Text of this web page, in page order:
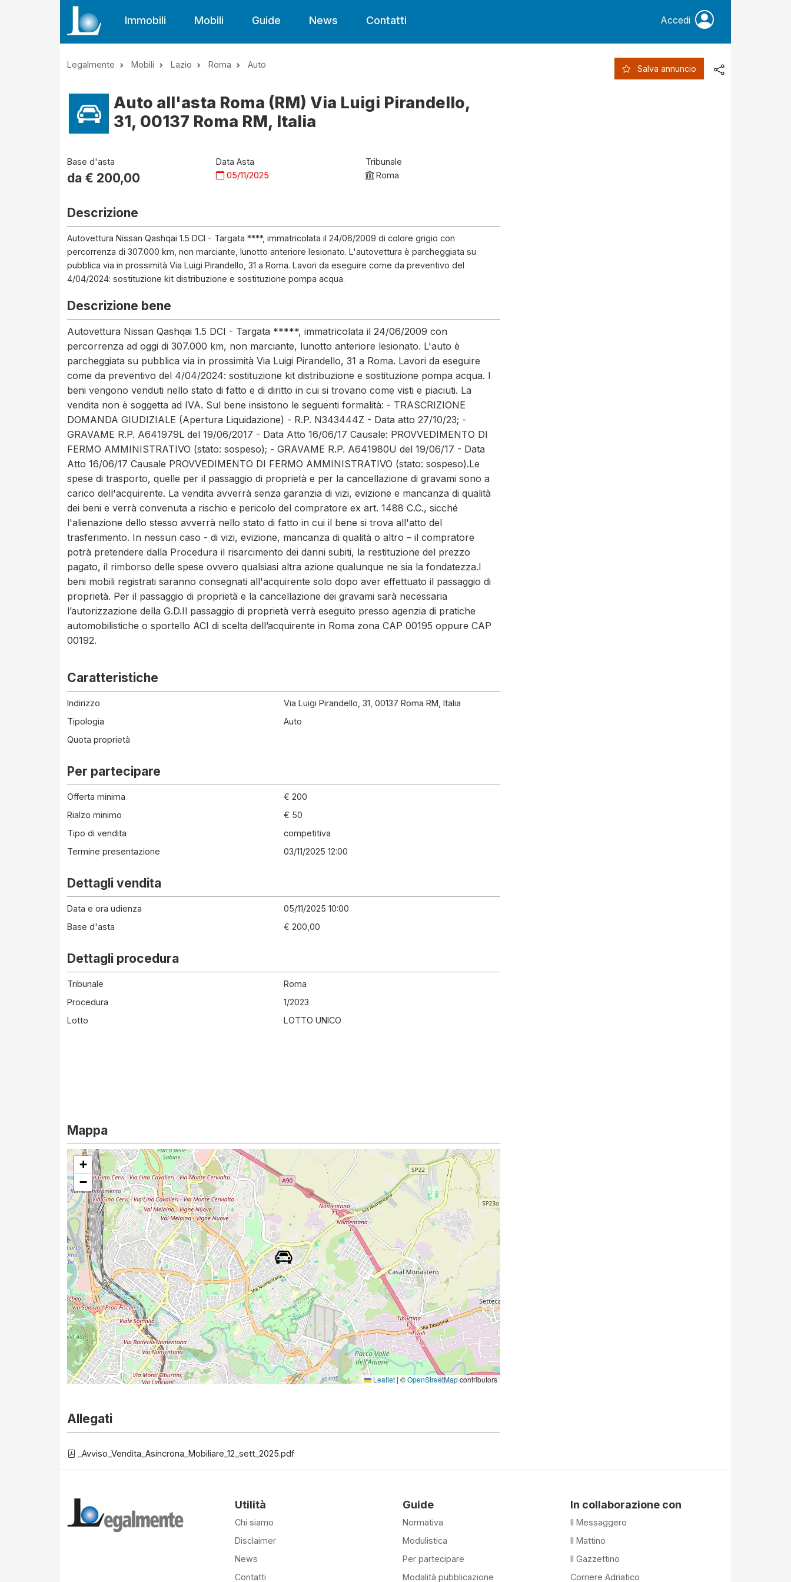
Immobili Mobili Guide News Contatti Accedi
Legalmente Mobili Lazio Roma Auto Salva annuncio
Auto all'asta Roma (RM) Via Luigi Pirandello,
31, 00137 Roma RM, Italia
Base d'asta
da € 200,00
Data Asta
05/11/2025
Tribunale
Roma
Descrizione
Autovettura Nissan Qashqai 1.5 DCI - Targata ****, immatricolata il 24/06/2009 di colore grigio con
percorrenza di 307.000 km, non marciante, lunotto anteriore lesionato. L'autovettura è parcheggiata su
pubblica via in prossimità Via Luigi Pirandello, 31 a Roma. Lavori da eseguire come da preventivo del
4/04/2024: sostituzione kit distribuzione e sostituzione pompa acqua.
Descrizione bene
Autovettura Nissan Qashqai 1.5 DCI - Targata *****, immatricolata il 24/06/2009 con
percorrenza ad oggi di 307.000 km, non marciante, lunotto anteriore lesionato. L'auto è
parcheggiata su pubblica via in prossimità Via Luigi Pirandello, 31 a Roma. Lavori da eseguire
come da preventivo del 4/04/2024: sostituzione kit distribuzione e sostituzione pompa acqua. I
beni vengono venduti nello stato di fatto e di diritto in cui si trovano come visti e piaciuti. La
vendita non è soggetta ad IVA. Sul bene insistono le seguenti formalità: - TRASCRIZIONE
DOMANDA GIUDIZIALE (Apertura Liquidazione) - R.P. N343444Z - Data atto 27/10/23; -
GRAVAME R.P. A641979L del 19/06/2017 - Data Atto 16/06/17 Causale: PROVVEDIMENTO DI
FERMO AMMINISTRATIVO (stato: sospeso); - GRAVAME R.P. A641980U del 19/06/17 - Data
Atto 16/06/17 Causale PROVVEDIMENTO DI FERMO AMMINISTRATIVO (stato: sospeso).Le
spese di trasporto, quelle per il passaggio di proprietà e per la cancellazione di gravami sono a
carico dell'acquirente. La vendita avverrà senza garanzia di vizi, evizione e mancanza di qualità
dei beni e verrà convenuta a rischio e pericolo del compratore ex art. 1488 C.C., sicché
l'alienazione dello stesso avverrà nello stato di fatto in cui il bene si trova all'atto del
trasferimento. In nessun caso - di vizi, evizione, mancanza di qualità o altro – il compratore
potrà pretendere dalla Procedura il risarcimento dei danni subiti, la restituzione del prezzo
pagato, il rimborso delle spese ovvero qualsiasi altra azione qualunque ne sia la fondatezza.I
beni mobili registrati saranno consegnati all'acquirente solo dopo aver effettuato il passaggio di
proprietà. Per il passaggio di proprietà e la cancellazione dei gravami sarà necessaria
l’autorizzazione della G.D.Il passaggio di proprietà verrà eseguito presso agenzia di pratiche
automobilistiche o sportello ACI di scelta dell’acquirente in Roma zona CAP 00195 oppure CAP
00192.
Caratteristiche
Indirizzo
Via Luigi Pirandello, 31, 00137 Roma RM, Italia
Tipologia
Auto
Quota proprietà
Per partecipare
Offerta minima
€ 200
Rialzo minimo
€ 50
Tipo di vendita
competitiva
Termine presentazione
03/11/2025 12:00
Dettagli vendita
Data e ora udienza
05/11/2025 10:00
Base d'asta
€ 200,00
Dettagli procedura
Tribunale
Roma
Procedura
1/2023
Lotto
LOTTO UNICO
Mappa
+
−
Leaflet | ©OpenStreetMapcontributors
Allegati
_Avviso_Vendita_Asincrona_Mobiliare_12_sett_2025.pdf
Utilità
Chi siamo
Disclaimer
News
Contatti
Guide
Normativa
Modulistica
Per partecipare
Modalità pubblicazione
In collaborazione con
Il Messaggero
Il Mattino
Il Gazzettino
Corriere Adriatico